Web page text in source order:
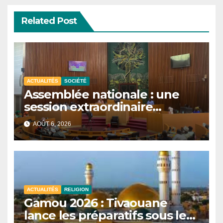
Related Post
ACTUALITÉS SOCIÉTÉ
Assemblée nationale : une
session extraordinaire
convoquée le 10 août avec
plusieurs commissions
d’enquête à l’ordre du jour.
AOÛT 6, 2026
ACTUALITÉS RELIGION
Gamou 2026 : Tivaouane
lance les préparatifs sous le